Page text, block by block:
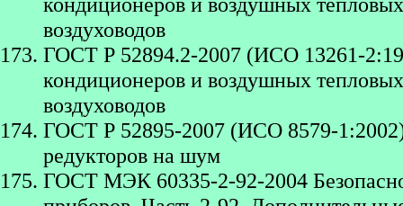
воздуховодов
ГОСТ Р 52894.2-2007 (ИСО 13261-
кондиционеров и воздушных
воздуховодов
ГОСТ Р 52895-2007 (ИСО 8579-
редукторов на шум
ГОСТ МЭК 60335-2-92-2004